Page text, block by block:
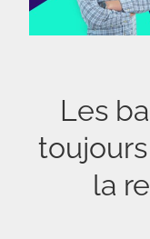
Les
la